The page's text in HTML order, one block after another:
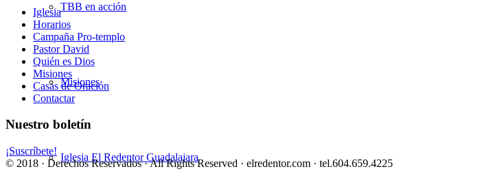
TBB en acción
Misiones
Iglesia El Redentor Guadalajara
Iglesia
Horarios
Campaña Pro-templo
Pastor David
Quién es Dios
Misiones
Casas de Oración
Contactar
Nuestro boletín
¡Suscríbete!
© 2018 · Derechos Reservados · All Rights Reserved · elredentor.com · tel.604.659.4225